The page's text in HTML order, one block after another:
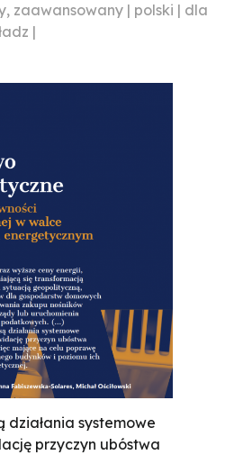
zaawansowany | polski | dla
|
działania systemowe
przyczyn ubóstwa